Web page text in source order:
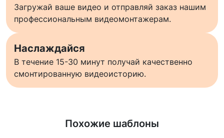
Загружай ваше видео и отправляй заказ нашим
профессиональным видеомонтажерам.
Наслаждайся
В течение 15-30 минут получай качественно
смонтированную видеоисторию.
Похожие шаблоны
Узнать больше